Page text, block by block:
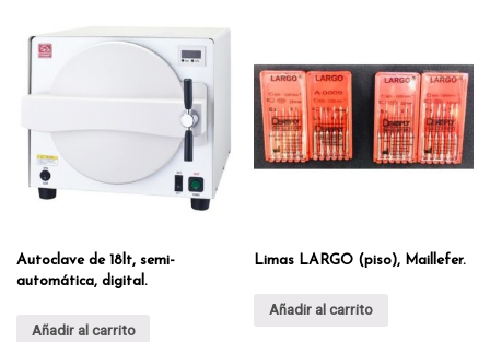
Autoclave de 18lt, semi-
automática, digital.
Añadir al carrito
Limas LARGO (piso), Maillefer.
Añadir al carrito